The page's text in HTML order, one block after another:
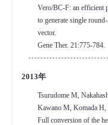
Vero/BC-F: an efficient
to generate single
vector.
Gene Ther. 21:775-784.
2013年
Tsurudome M,
Kawano M, Komada H,
Full conversion of the